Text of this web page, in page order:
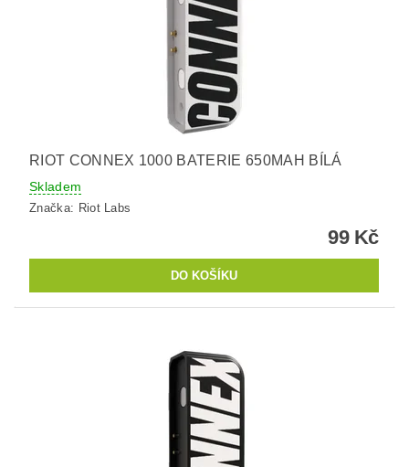
RIOT CONNEX 1000 BATERIE 650MAH BÍLÁ
Skladem
Značka: Riot Labs
99 Kč